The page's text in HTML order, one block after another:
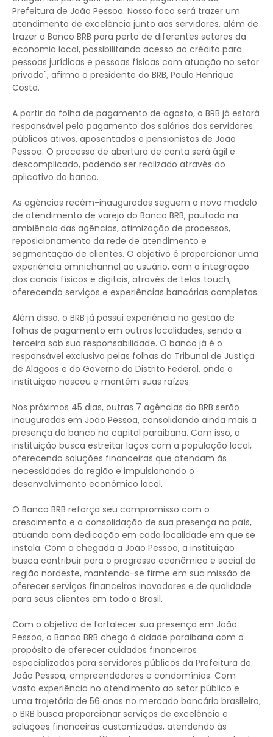
Prefeitura de João Pessoa. Nosso foco será trazer um
atendimento de excelência junto aos servidores, além de
trazer o Banco BRB para perto de diferentes setores da
economia local, possibilitando acesso ao crédito para
pessoas jurídicas e pessoas físicas com atuação no setor
privado", afirma o presidente do BRB, Paulo Henrique
Costa.
A partir da folha de pagamento de agosto, o BRB já estará
responsável pelo pagamento dos salários dos servidores
públicos ativos, aposentados e pensionistas de João
Pessoa. O processo de abertura de conta será ágil e
descomplicado, podendo ser realizado através do
aplicativo do banco.
As agências recém-inauguradas seguem o novo modelo
de atendimento de varejo do Banco BRB, pautado na
ambiência das agências, otimização de processos,
reposicionamento da rede de atendimento e
segmentação de clientes. O objetivo é proporcionar uma
experiência omnichannel ao usuário, com a integração
dos canais físicos e digitais, através de telas touch,
oferecendo serviços e experiências bancárias completas.
Além disso, o BRB já possui experiência na gestão de
folhas de pagamento em outras localidades, sendo a
terceira sob sua responsabilidade. O banco já é o
responsável exclusivo pelas folhas do Tribunal de Justiça
de Alagoas e do Governo do Distrito Federal, onde a
instituição nasceu e mantém suas raízes.
Nos próximos 45 dias, outras 7 agências do BRB serão
inauguradas em João Pessoa, consolidando ainda mais a
presença do banco na capital paraibana. Com isso, a
instituição busca estreitar laços com a população local,
oferecendo soluções financeiras que atendam às
necessidades da região e impulsionando o
desenvolvimento econômico local.
O Banco BRB reforça seu compromisso com o
crescimento e a consolidação de sua presença no país,
atuando com dedicação em cada localidade em que se
instala. Com a chegada a João Pessoa, a instituição
busca contribuir para o progresso econômico e social da
região nordeste, mantendo-se firme em sua missão de
oferecer serviços financeiros inovadores e de qualidade
para seus clientes em todo o Brasil.
Com o objetivo de fortalecer sua presença em João
Pessoa, o Banco BRB chega à cidade paraibana com o
propósito de oferecer cuidados financeiros
especializados para servidores públicos da Prefeitura de
João Pessoa, empreendedores e condomínios. Com
vasta experiência no atendimento ao setor público e
uma trajetória de 56 anos no mercado bancário brasileiro,
o BRB busca proporcionar serviços de excelência e
soluções financeiras customizadas, atendendo às